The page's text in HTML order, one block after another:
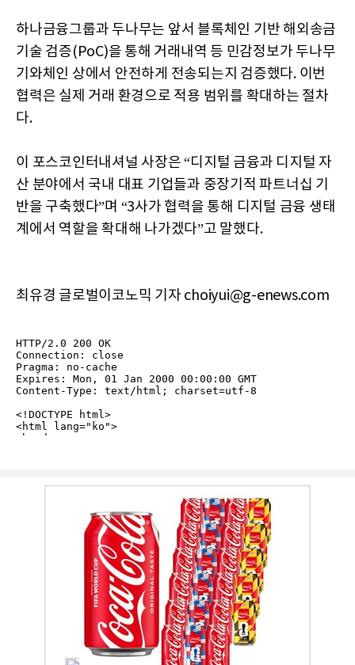
하나금융그룹과 두나무는 앞서 블록체인 기반 해외송금
기술 검증(PoC)을 통해 거래내역 등 민감정보가 두나무
기와체인 상에서 안전하게 전송되는지 검증했다. 이번
협력은 실제 거래 환경으로 적용 범위를 확대하는 절차
다.
이 포스코인터내셔널 사장은 “디지털 금융과 디지털 자
산 분야에서 국내 대표 기업들과 중장기적 파트너십 기
반을 구축했다”며 “3사가 협력을 통해 디지털 금융 생태
계에서 역할을 확대해 나가겠다”고 말했다.
최유경 글로벌이코노믹 기자 choiyui@g-enews.com